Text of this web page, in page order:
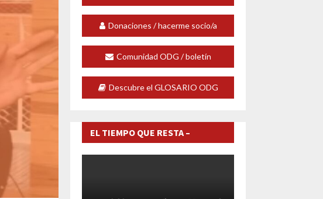
Donaciones / hacerme socio/a
Comunidad ODG / boletín
Descubre el GLOSARIO ODG
EL TIEMPO QUE RESTA –
DOCUMENTAL